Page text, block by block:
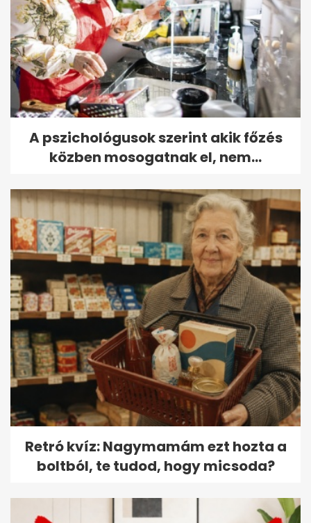
A pszichológusok szerint akik főzés
közben mosogatnak el, nem...
Retró kvíz: Nagymamám ezt hozta a
boltból, te tudod, hogy micsoda?